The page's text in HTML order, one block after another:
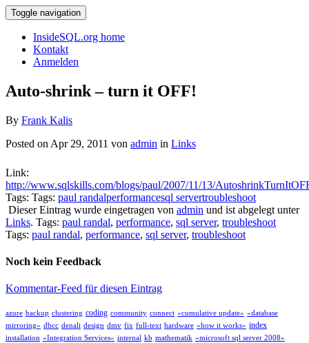
Toggle navigation
InsideSQL.org home
Kontakt
Anmelden
Auto-shrink – turn it OFF!
By Frank Kalis
Posted on Apr 29, 2011 von admin in Links
Link:
http://www.sqlskills.com/blogs/paul/2007/11/13/
Tags: Tags: paul randalperformancesql servertroubleshoot
Dieser Eintrag wurde eingetragen von admin und ist abgelegt unter
Links. Tags: paul randal, performance, sql server, troubleshoot
Tags: paul randal, performance, sql server, troubleshoot
Noch kein Feedback
Kommentar-Feed für diesen Eintrag
azure backup clustering coding community connect «cumulative update» «database
mirroring» dbcc denali design dmv fix full-text hardware «how it works» index
installation «Integration Services» internal kb mathematik «microsoft sql server 2008»